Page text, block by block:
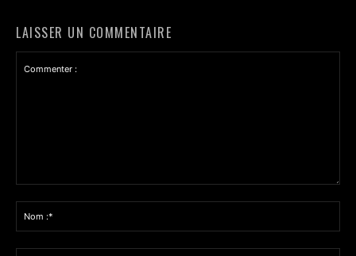
LAISSER UN COMMENTAIRE